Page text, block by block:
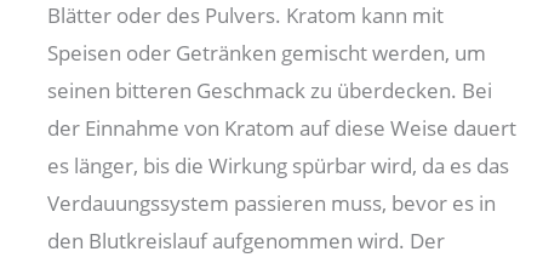
Blätter oder des Pulvers. Kratom kann mit
Speisen oder Getränken gemischt werden, um
seinen bitteren Geschmack zu überdecken. Bei
der Einnahme von Kratom auf diese Weise dauert
es länger, bis die Wirkung spürbar wird, da es das
Verdauungssystem passieren muss, bevor es in
den Blutkreislauf aufgenommen wird. Der